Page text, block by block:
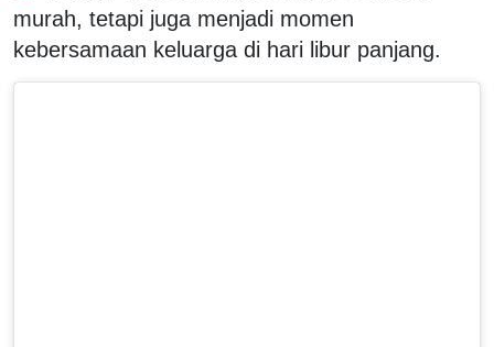
murah, tetapi juga menjadi momen
kebersamaan keluarga di hari libur panjang.